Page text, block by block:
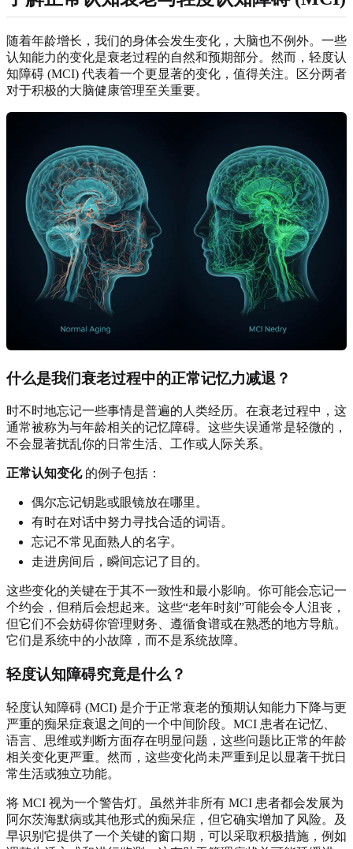
随着年龄增长，我们的身体会发生变化，大脑也不例外。一些
认知能力的变化是衰老过程的自然和预期部分。然而，轻度认
知障碍 (MCI) 代表着一个更显著的变化，值得关注。区分两者
对于积极的大脑健康管理至关重要。
什么是我们衰老过程中的正常记忆力减退？
时不时地忘记一些事情是普遍的人类经历。在衰老过程中，这
通常被称为与年龄相关的记忆障碍。这些失误通常是轻微的，
不会显著扰乱你的日常生活、工作或人际关系。
正常认知变化的例子包括：
偶尔忘记钥匙或眼镜放在哪里。
有时在对话中努力寻找合适的词语。
忘记不常见面熟人的名字。
走进房间后，瞬间忘记了目的。
这些变化的关键在于其不一致性和最小影响。你可能会忘记一
个约会，但稍后会想起来。这些“老年时刻”可能会令人沮丧，
但它们不会妨碍你管理财务、遵循食谱或在熟悉的地方导航。
它们是系统中的小故障，而不是系统故障。
轻度认知障碍究竟是什么？
轻度认知障碍 (MCI) 是介于正常衰老的预期认知能力下降与更
严重的痴呆症衰退之间的一个中间阶段。MCI 患者在记忆、
语言、思维或判断方面存在明显问题，这些问题比正常的年龄
相关变化更严重。然而，这些变化尚未严重到足以显著干扰日
常生活或独立功能。
将 MCI 视为一个警告灯。虽然并非所有 MCI 患者都会发展为
阿尔茨海默病或其他形式的痴呆症，但它确实增加了风险。及
早识别它提供了一个关键的窗口期，可以采取积极措施，例如